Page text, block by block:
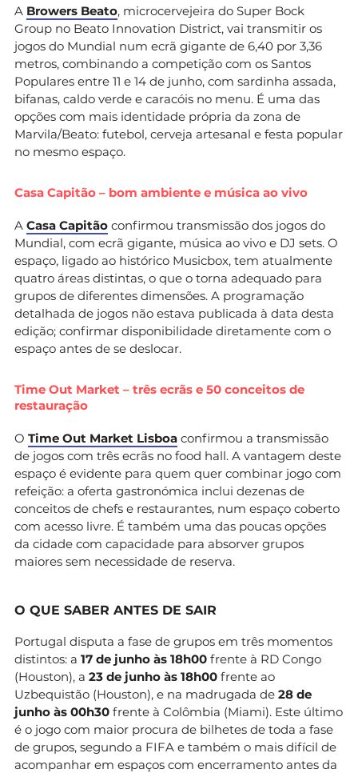
A Browers Beato, microcervejeira do Super Bock
Group no Beato Innovation District, vai transmitir os
jogos do Mundial num ecrã gigante de 6,40 por 3,36
metros, combinando a competição com os Santos
Populares entre 11 e 14 de junho, com sardinha assada,
bifanas, caldo verde e caracóis no menu. É uma das
opções com mais identidade própria da zona de
Marvila/Beato: futebol, cerveja artesanal e festa popular
no mesmo espaço.
Casa Capitão – bom ambiente e música ao vivo
A Casa Capitão confirmou transmissão dos jogos do
Mundial, com ecrã gigante, música ao vivo e DJ sets. O
espaço, ligado ao histórico Musicbox, tem atualmente
quatro áreas distintas, o que o torna adequado para
grupos de diferentes dimensões. A programação
detalhada de jogos não estava publicada à data desta
edição; confirmar disponibilidade diretamente com o
espaço antes de se deslocar.
Time Out Market – três ecrãs e 50 conceitos de
restauração
O Time Out Market Lisboa confirmou a transmissão
de jogos com três ecrãs no food hall. A vantagem deste
espaço é evidente para quem quer combinar jogo com
refeição: a oferta gastronómica inclui dezenas de
conceitos de chefs e restaurantes, num espaço coberto
com acesso livre. É também uma das poucas opções
da cidade com capacidade para absorver grupos
maiores sem necessidade de reserva.
O QUE SABER ANTES DE SAIR
Portugal disputa a fase de grupos em três momentos
distintos: a 17 de junho às 18h00 frente à RD Congo
(Houston), a 23 de junho às 18h00 frente ao
Uzbequistão (Houston), e na madrugada de 28 de
junho às 00h30 frente à Colômbia (Miami). Este último
é o jogo com maior procura de bilhetes de toda a fase
de grupos, segundo a FIFA e também o mais difícil de
acompanhar em espaços com encerramento antes da